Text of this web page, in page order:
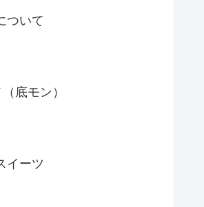
ついて
底モン）
イーツ